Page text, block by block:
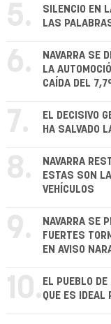
5.
SILENCIO EN
LAS
6.
NAVARRA SE
LA
CAÍDA DEL
7.
EL DECISIVO
HA SALVADO
8.
NAVARRA
ESTAS SON
VEHÍCULOS
9.
NAVARRA SE
FUERTES
EN AVISO
10. EL PUEBLO
QUE ES IDEAL